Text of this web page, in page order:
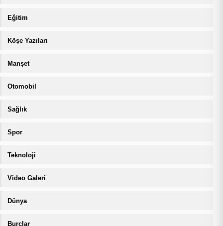
Eğitim
Köşe Yazıları
Manşet
Otomobil
Sağlık
Spor
Teknoloji
Video Galeri
Dünya
Burçlar